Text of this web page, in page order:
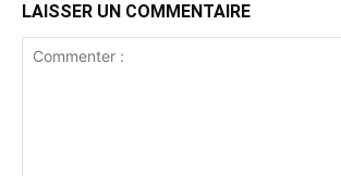
LAISSER UN COMMENTAIRE